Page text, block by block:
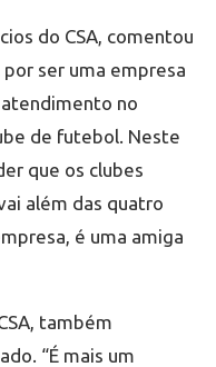
do CSA, comentou
ser uma empresa
no
de futebol. Neste
que os clubes
além das quatro
é uma amiga
também
“É mais um